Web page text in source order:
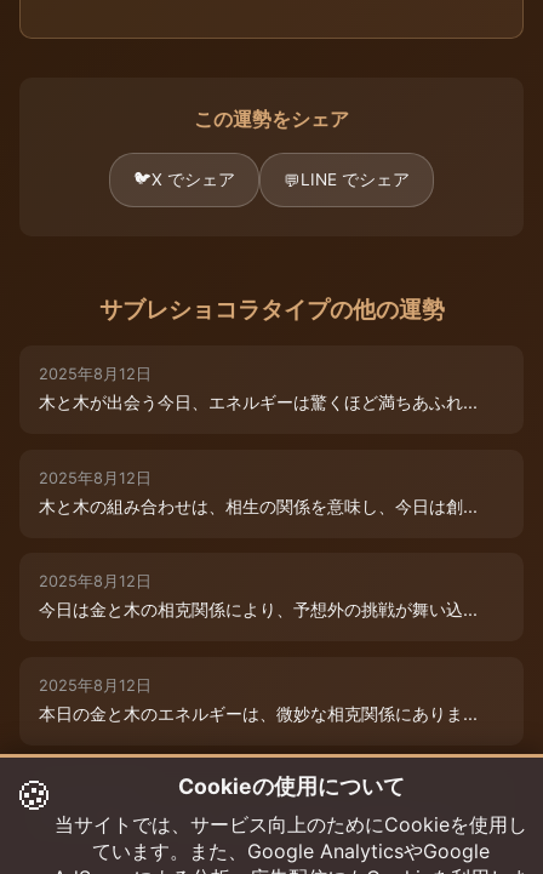
この運勢をシェア
🐦X でシェア 💬LINE でシェア
サブレショコラタイプの他の運勢
2025年8月12日
木と木が出会う今日、エネルギーは驚くほど満ちあふれ...
2025年8月12日
木と木の組み合わせは、相生の関係を意味し、今日は創...
2025年8月12日
今日は金と木の相克関係により、予想外の挑戦が舞い込...
2025年8月12日
本日の金と木のエネルギーは、微妙な相克関係にありま...
2025年8月9日
木と木が寄り添う今日、あなたの創造性は最高潮に達し...
🍪 Cookieの使用について
当サイトでは、サービス向上のためにCookieを使用し
ています。また、Google AnalyticsやGoogle